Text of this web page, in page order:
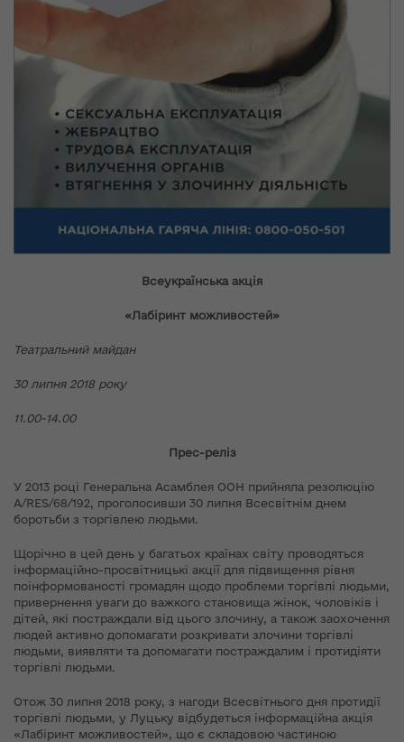
Всеукраїнська акція
«Лабіринт можливостей»
Театральний майдан
30 липня 2018 року
11.00-14.00
Прес-реліз
У 2013 році Генеральна Асамблея ООН прийняла резолюцію
А/RES/68/192, проголосивши 30 липня Всесвітнім днем
боротьби з торгівлею людьми.
Щорічно в цей день у багатьох країнах світу проводяться
інформаційно-просвітницькі акції для підвищення рівня
поінформованості громадян щодо проблеми торгівлі людьми,
привернення уваги до важкого становища жінок, чоловіків і
дітей, які постраждали від цього злочину, а також заохочення
людей активно допомагати розкривати злочини торгівлі
людьми, виявляти та допомагати постраждалим і протидіяти
торгівлі людьми.
Отож 30 липня 2018 року, з нагоди Всесвітнього дня протидії
торгівлі людьми, у Луцьку відбудеться інформаційна акція
«Лабіринт можливостей», що є складовою частиною